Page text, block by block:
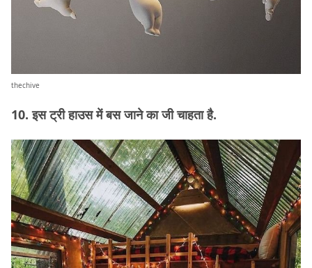
thechive
10. इस ट्री हाउस में बस जाने का जी चाहता है.